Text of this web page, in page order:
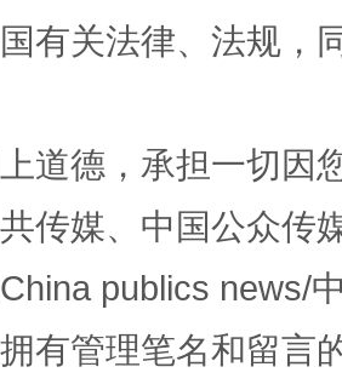
上好声名
有关法律、法规，
道德，承担一切因
传媒、中国公众传
publics news/
有管理笔名和留言